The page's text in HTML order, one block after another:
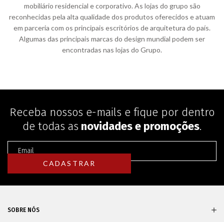
mobiliário residencial e corporativo. As lojas do grupo são
reconhecidas pela alta qualidade dos produtos oferecidos e atuam
em parceria com os principais escritórios de arquitetura do país.
Algumas das principais marcas do design mundial podem ser
encontradas nas lojas do Grupo.
Receba nossos e-mails e fique por dentro
de todas as novidades e promoções.
SOBRE NÓS